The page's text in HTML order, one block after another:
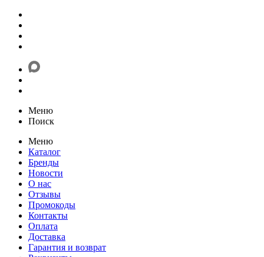
Меню
Поиск
Меню
Каталог
Бренды
Новости
О нас
Отзывы
Промокоды
Контакты
Оплата
Доставка
Гарантия и возврат